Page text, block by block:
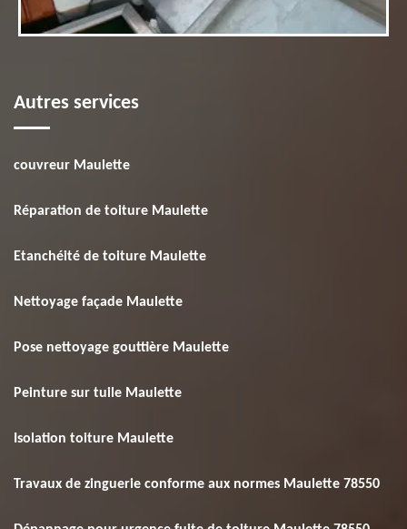
Autres services
couvreur Maulette
Réparation de toiture Maulette
Etanchéité de toiture Maulette
Nettoyage façade Maulette
Pose nettoyage gouttière Maulette
Peinture sur tuile Maulette
Isolation toiture Maulette
Travaux de zinguerie conforme aux normes Maulette 78550